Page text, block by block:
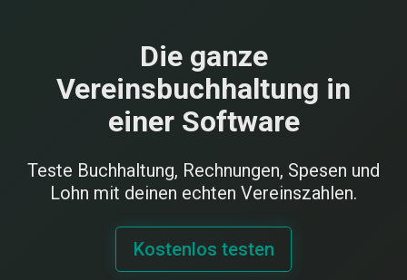
Die ganze
Vereinsbuchhaltung in
einer Software
Teste Buchhaltung, Rechnungen, Spesen und
Lohn mit deinen echten Vereinszahlen.
Kostenlos testen